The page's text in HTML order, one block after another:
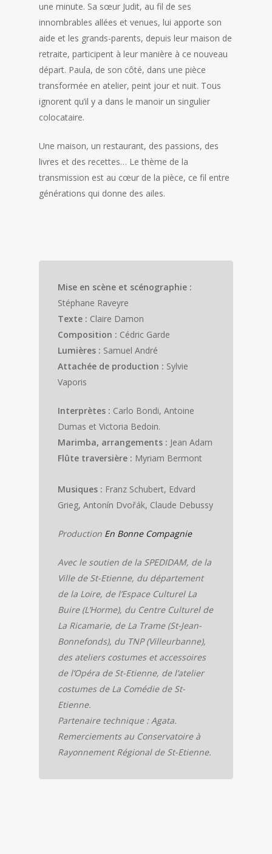
une minute. Sa sœur Judit, au fil de ses
innombrables allées et venues, lui apporte son
aide et les grands-parents, depuis leur maison de
retraite, participent à leur manière à ce nouveau
départ. Paula, de son côté, dans une pièce
transformée en atelier, peint jour et nuit. Tous
ignorent qu’il y a dans le manoir un singulier
colocataire.
Une maison, un restaurant, des passions, des
livres et des recettes… Le thème de la
transmission est au cœur de la pièce, ce fil entre
générations qui donne des ailes.
Mise en scène et scénographie :
Stéphane Raveyre
Texte : Claire Damon
Composition : Cédric Garde
Lumières : Samuel André
Attachée de production : Sylvie
Vaporis
Interprètes : Carlo Bondi, Antoine
Dumas et Victoria Bedoin.
Marimba, arrangements : Jean Adam
Flûte traversière : Myriam Bermont
Musiques : Franz Schubert, Edvard
Grieg, Antonín Dvořák, Claude Debussy
Production En Bonne Compagnie
Avec le soutien de la SPEDIDAM, de la
Ville de St-Etienne, du département
de la Loire, de l’Espace Culturel La
Buire (L’Horme), du Centre Culturel de
La Ricamarie, de La Trame (St-Jean-
Bonnefonds), du TNP (Villeurbanne),
des ateliers costumes et accessoires
de l’Opéra de St-Etienne, de l’atelier
costumes de La Comédie de St-
Etienne.
Partenaire technique : Agata.
Remerciements au Conservatoire à
Rayonnement Régional de St-Etienne.